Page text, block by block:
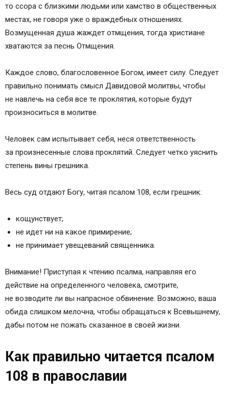
то ссора с близкими людьми или хамство в общественных
местах, не говоря уже о враждебных отношениях.
Возмущенная душа жаждет отмщения, тогда христиане
хватаются за песнь Отмщения.
Каждое слово, благословенное Богом, имеет силу. Следует
правильно понимать смысл Давидовой молитвы, чтобы
не навлечь на себя все те проклятия, которые будут
произноситься в молитве.
Человек сам испытывает себя, неся ответственность
за произнесенные слова проклятий. Следует четко уяснить
степень вины грешника.
Весь суд отдают Богу, читая псалом 108, если грешник:
кощунствует;
не идет ни на какое примирение;
не принимает увещеваний священника.
Внимание! Приступая к чтению псалма, направляя его
действие на определенного человека, смотрите,
не возводите ли вы напрасное обвинение. Возможно, ваша
обида слишком мелочна, чтобы обращаться к Всевышнему,
дабы потом не пожать сказанное в своей жизни.
Как правильно читается псалом
108 в православии